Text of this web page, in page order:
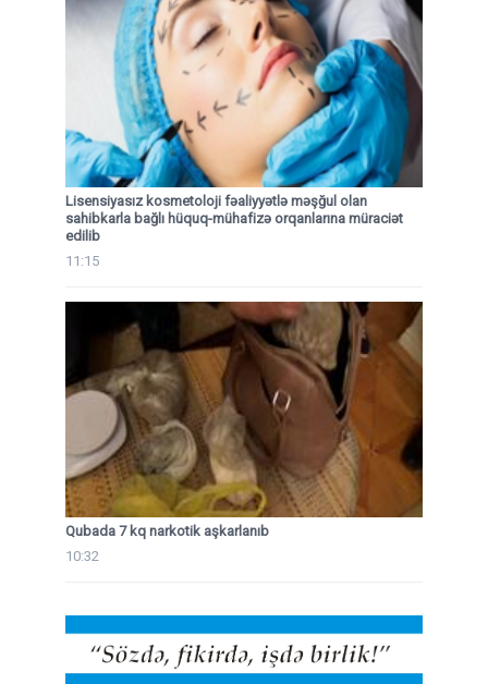
Lisensiyasız kosmetoloji fəaliyyətlə məşğul olan
sahibkarla bağlı hüquq-mühafizə orqanlarına müraciət
edilib
11:15
Qubada 7 kq narkotik aşkarlanıb
10:32